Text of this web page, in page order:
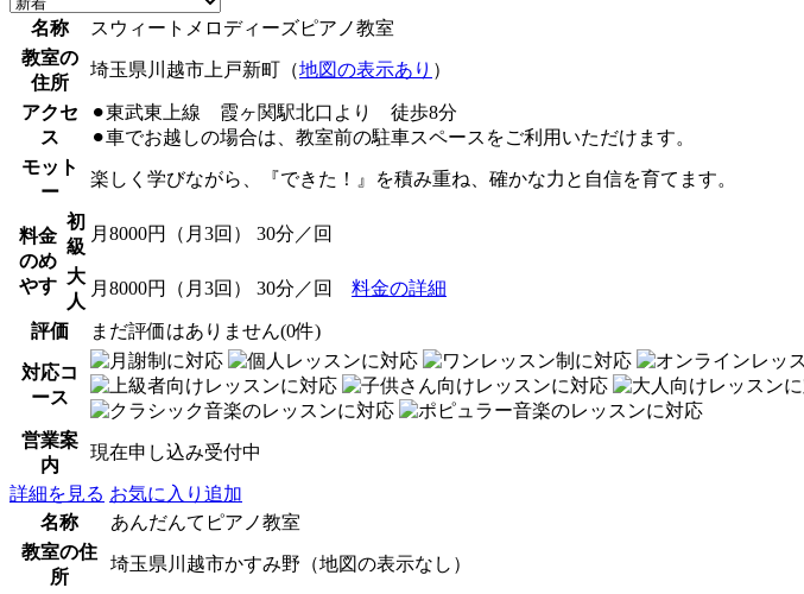
名称
スウィートメロディーズピアノ教室
教室の
住所
埼玉県川越市上戸新町（地図の表示あり ）
アクセ
ス
⚫︎東武東上線 霞ヶ関駅北口より 徒歩8分
⚫︎車でお越しの場合は、教室前の駐車スペースをご利用いただけます。
モット
ー
楽しく学びながら、『できた！』を積み重ね、確かな力と自信を育てます。
料金
のめ
やす
初
級
月8000円（月3回） 30分／回
大
人
月8000円（月3回） 30分／回 料金の詳細
評価 まだ評価はありません(0件)
対応コ
ース
営業案
内
現在申し込み受付中
詳細を見る お気に入り追加
名称
あんだんてピアノ教室
教室の住
所
埼玉県川越市かすみ野（地図の表示なし）